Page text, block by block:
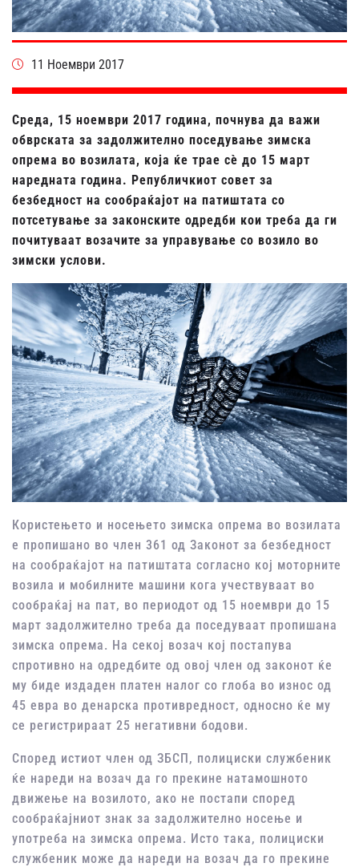
11 Ноември 2017
Среда, 15 ноември 2017 година, почнува да важи
обврската за задолжително поседување зимска
опрема во возилата, која ќе трае сѐ до 15 март
наредната година. Републичкиот совет за
безбедност на сообраќајот на патиштата со
потсетување за законските одредби кои треба да ги
почитуваат возачите за управување со возило во
зимски услови.
Користењето и носењето зимска опрема во возилата
е пропишано во член 361 од Законот за безбедност
на сообраќајот на патиштата согласно кој моторните
возила и мобилните машини кога учествуваат во
сообраќај на пат, во периодот од 15 ноември до 15
март задолжително треба да поседуваат пропишана
зимска опрема. На секој возач кој постапува
спротивно на одредбите од овој член од законот ќе
му биде издаден платен налог со глоба во износ од
45 евра во денарска противредност, односно ќе му
се регистрираат 25 негативни бодови.
Според истиот член од ЗБСП, полициски службеник
ќе нареди на возач да го прекине натамошното
движење на возилото, ако не постапи според
сообраќајниот знак за задолжително носење и
употреба на зимска опрема. Исто така, полициски
службеник може да нареди на возач да го прекине